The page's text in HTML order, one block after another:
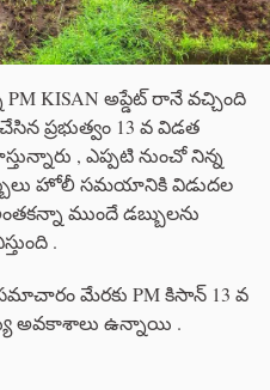
PM KISAN అప్డేట్ రానే వచ్చింది
ప్రభుత్వం 13 వ విడత
, ఎప్పటి నుంచో నిన్న
హోలీ సమయానికి విడుదల
ముందే డబ్బులను
.
మేరకు PM కిసాన్ 13 వ
అవకాశాలు ఉన్నాయి .